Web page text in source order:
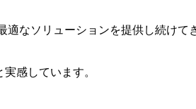
なソリューションを提供し続けて
感しています。